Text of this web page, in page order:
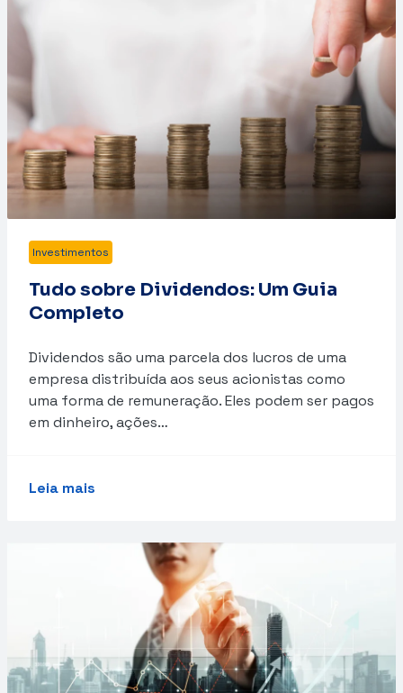
Investimentos
Tudo sobre Dividendos: Um Guia
Completo
Dividendos são uma parcela dos lucros de uma
empresa distribuída aos seus acionistas como
uma forma de remuneração. Eles podem ser pagos
em dinheiro, ações…
Leia mais